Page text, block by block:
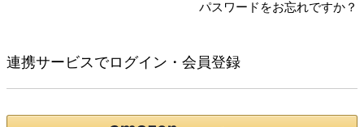
パスワードをお忘れですか？
連携サービスでログイン・会員登録